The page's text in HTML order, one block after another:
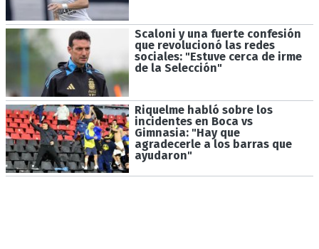
Scaloni y una fuerte confesión
que revolucionó las redes
sociales: "Estuve cerca de irme
de la Selección"
Riquelme habló sobre los
incidentes en Boca vs
Gimnasia: "Hay que
agradecerle a los barras que
ayudaron"